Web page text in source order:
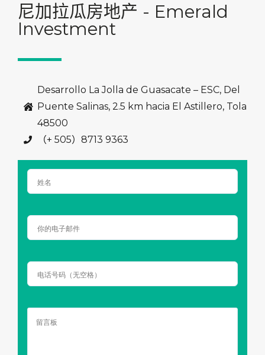
尼加拉瓜房地产 - Emerald
Investment
Desarrollo La Jolla de Guasacate – ESC, Del
Puente Salinas, 2.5 km hacia El Astillero, Tola
48500
（+ 505）8713 9363